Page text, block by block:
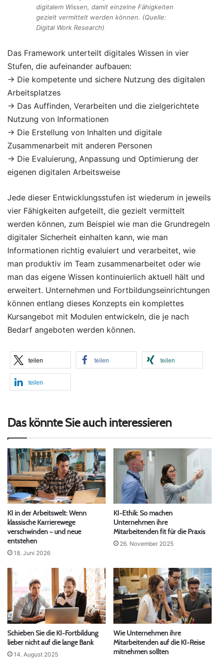
digitalem Wissen, damit einzelne Fähigkeiten
gezielt vermittelt werden können. (Quelle:
Digital Work Research)
Das Framework unterteilt digitales Wissen in vier
Stufen, die aufeinander aufbauen:
→ Die kompetente und sichere Nutzung des digitalen
Arbeitsplatzes
→ Das Auffinden, Verarbeiten und die zielgerichtete
Nutzung von Informationen
→ Die Erstellung von Inhalten und digitale
Zusammenarbeit mit anderen Personen
→ Die Evaluierung, Anpassung und Optimierung der
eigenen digitalen Arbeitsweise
Jede dieser Entwicklungsstufen ist wiederum in jeweils
vier Fähigkeiten aufgeteilt, die gezielt vermittelt
werden können, zum Beispiel wie man die Grundregeln
digitaler Sicherheit einhalten kann, wie man
Informationen richtig evaluiert und verarbeitet, wie
man produktiv im Team zusammenarbeitet oder wie
man das eigene Wissen kontinuierlich aktuell hält und
erweitert. Unternehmen und Fortbildungseinrichtungen
können entlang dieses Konzepts ein komplettes
Kursangebot mit Modulen entwickeln, die je nach
Bedarf angeboten werden können.
teilen teilen teilen
teilen
Das könnte Sie auch interessieren
KI in der Arbeitswelt: Wenn
klassische Karrierewege
verschwinden – und neue
entstehen
18. Juni 2026
KI-Ethik: So machen
Unternehmen ihre
Mitarbeitenden fit für die Praxis
26. November 2025
Schieben Sie die KI-Fortbildung
lieber nicht auf die lange Bank
14. August 2025
Wie Unternehmen ihre
Mitarbeitenden auf die KI-Reise
mitnehmen sollten